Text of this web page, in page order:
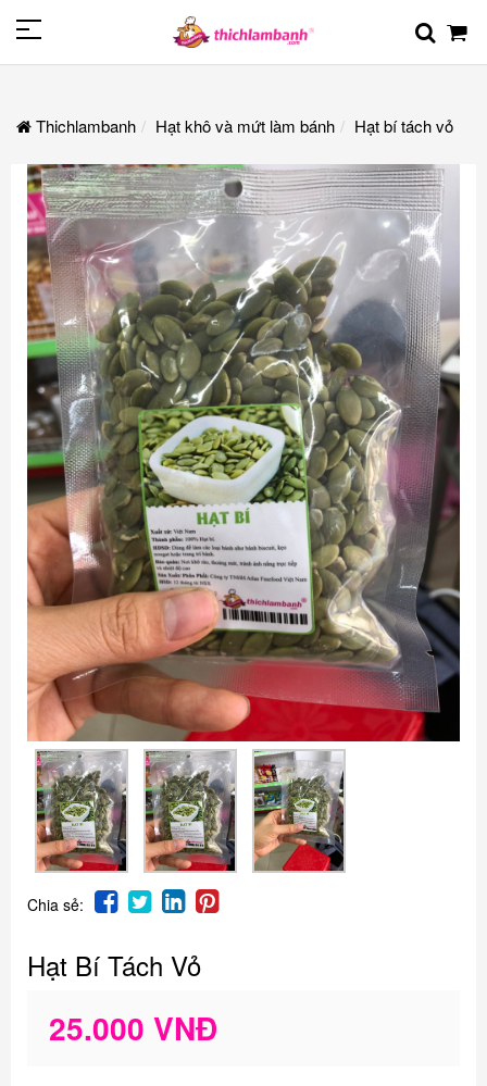
Thichlambanh Hạt khô và mứt làm bánh Hạt bí tách vỏ
Chia sẻ:
Hạt Bí Tách Vỏ
25.000 VNĐ